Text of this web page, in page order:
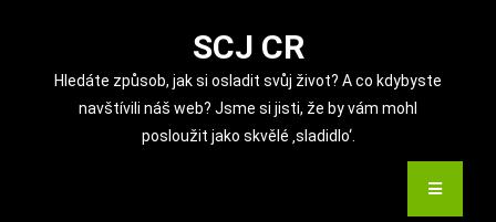
SCJ CR
Hledáte způsob, jak si osladit svůj život? A co kdybyste
navštívili náš web? Jsme si jisti, že by vám mohl
posloužit jako skvělé ‚sladidlo‘.